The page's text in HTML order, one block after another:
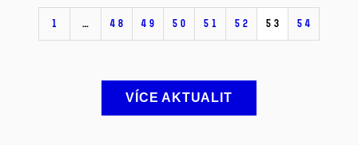
1 … 48 49 50 51 52 53 54
VÍCE AKTUALIT